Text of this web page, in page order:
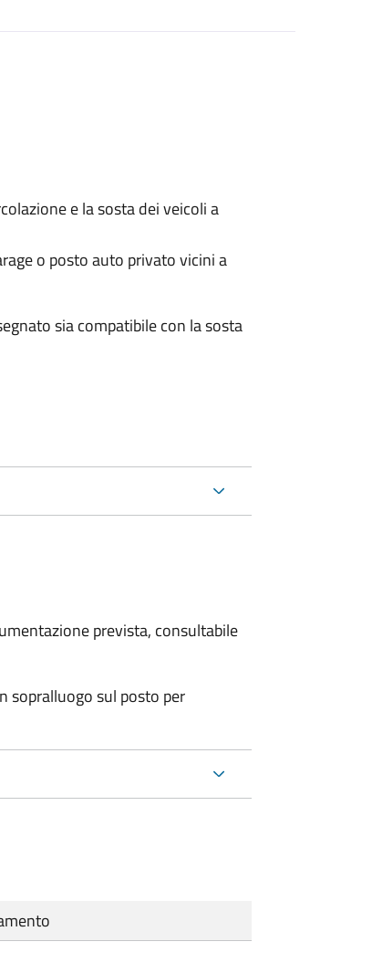
e la sosta dei veicoli a
o posto auto privato vicini a
sia compatibile con la sosta
prevista, consultabile
sopralluogo sul posto per